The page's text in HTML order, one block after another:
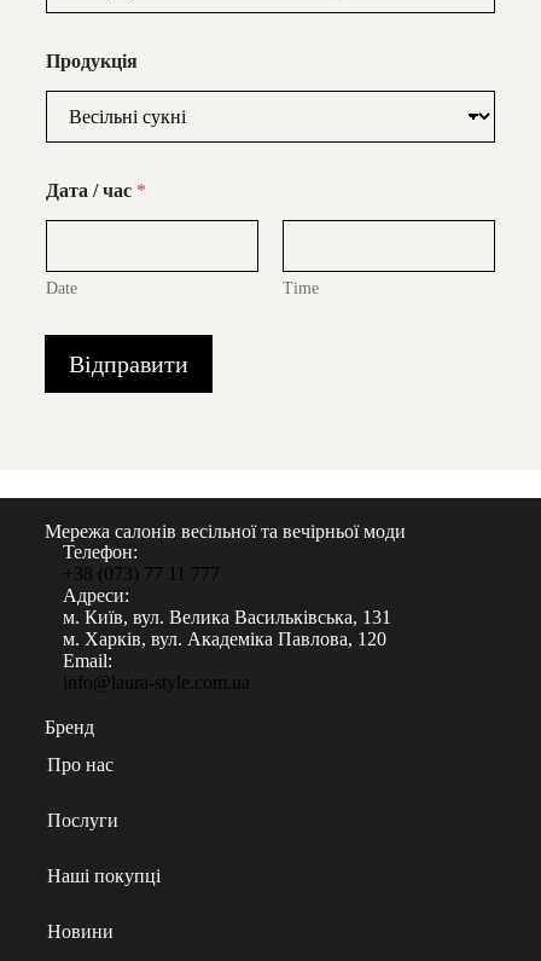
Продукція
Дата / час *
Date Time
Відправити
Мережа салонів весільної та вечірньої моди
Телефон:
+38 (073) 77 11 777
Адреси:
м. Київ, вул. Велика Васильківська, 131
м. Харків, вул. Академіка Павлова, 120
Email:
info@laura-style.com.ua
Бренд
Про нас
Послуги
Наші покупці
Новини